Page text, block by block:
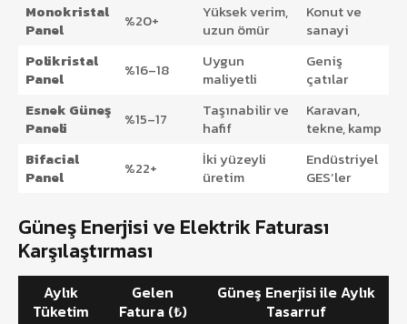
Monokristal
Panel
%20+
Yüksek verim,
uzun ömür
Konut ve
sanayi
Polikristal
Panel
%16–18
Uygun
maliyetli
Geniş
çatılar
Esnek Güneş
Paneli
%15–17
Taşınabilir ve
hafif
Karavan,
tekne, kamp
Bifacial
Panel
%22+
İki yüzeyli
üretim
Endüstriyel
GES’ler
Güneş Enerjisi ve Elektrik Faturası
Karşılaştırması
Aylık
Tüketim
Gelen
Fatura (₺)
Güneş Enerjisi ile Aylık
Tasarruf